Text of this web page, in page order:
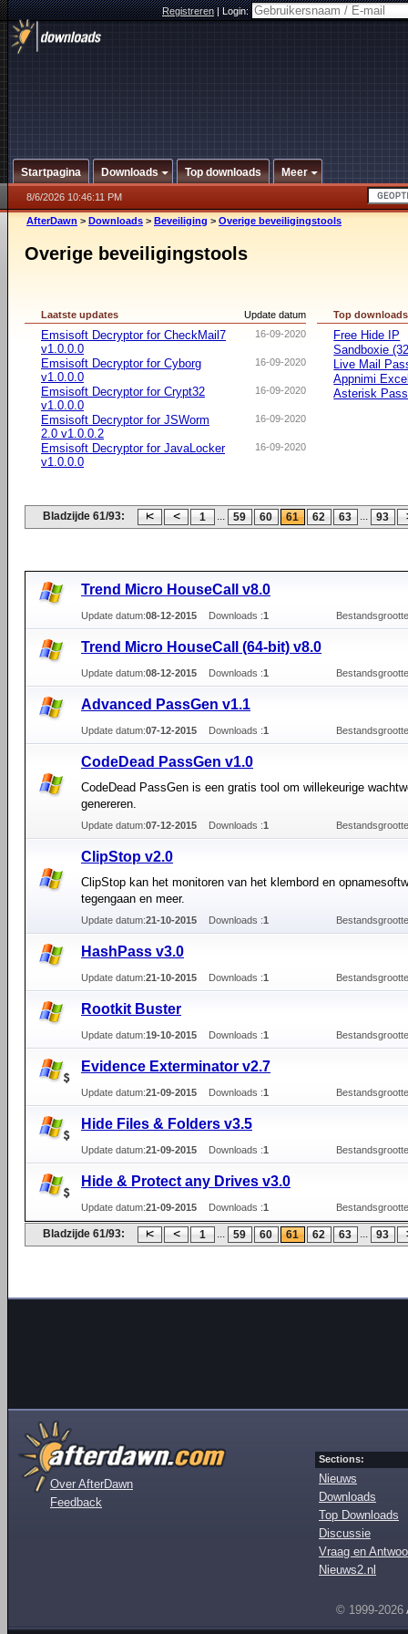
Registreren|Login:
Startpagina Downloads Top downloads Meer
8/6/2026 10:46:11 PM
AfterDawn > Downloads > Beveiliging > Overige beveiligingstools
Overige beveiligingstools
Update datum
Laatste updates
16-09-2020
Emsisoft Decryptor for CheckMail7
v1.0.0.0
16-09-2020
Emsisoft Decryptor for Cyborg
v1.0.0.0
16-09-2020
Emsisoft Decryptor for Crypt32
v1.0.0.0
16-09-2020
Emsisoft Decryptor for JSWorm
2.0 v1.0.0.2
16-09-2020
Emsisoft Decryptor for JavaLocker
v1.0.0.0
Top downloads
Free Hide IP
Sandboxie
Live Mail
Appnimi
Asterisk
Bladzijde 61/93: 1 ... 59 60 61 62 63 ... 93
Trend Micro HouseCall v8.0
Update datum:08-12-2015 Downloads :1
Trend Micro HouseCall (64-bit) v8.0
Update datum:08-12-2015 Downloads :1
Advanced PassGen v1.1
Update datum:07-12-2015 Downloads :1
CodeDead PassGen v1.0
CodeDead PassGen is een gratis tool om willekeurige
genereren.
Update datum:07-12-2015 Downloads :1
ClipStop v2.0
ClipStop kan het monitoren van het klembord en
tegengaan en meer.
Update datum:21-10-2015 Downloads :1
HashPass v3.0
Update datum:21-10-2015 Downloads :1
Rootkit Buster
Update datum:19-10-2015 Downloads :1
Evidence Exterminator v2.7
Update datum:21-09-2015 Downloads :1
Hide Files & Folders v3.5
Update datum:21-09-2015 Downloads :1
Hide & Protect any Drives v3.0
Update datum:21-09-2015 Downloads :1
Bladzijde 61/93: 1 ... 59 60 61 62 63 ... 93
Over AfterDawn
Feedback
Sections:
Nieuws
Downloads
Top Downloads
Discussie
Vraag en
Nieuws2.nl
© 1999-2026